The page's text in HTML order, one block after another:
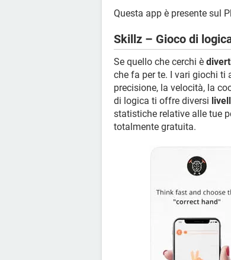
Questa app è presente sul
Skillz – Gioco di
Se quello che cerchi è
che fa per te. I vari giochi ti
precisione, la velocità, la
di logica ti offre diversi
statistiche relative alle tue
totalmente gratuita.